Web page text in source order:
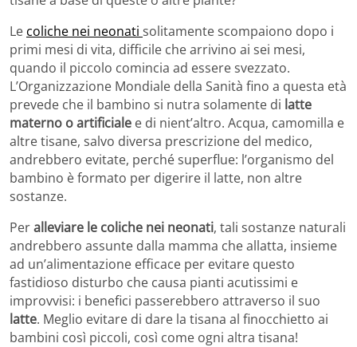
Le coliche nei neonati solitamente scompaiono dopo i
primi mesi di vita, difficile che arrivino ai sei mesi,
quando il piccolo comincia ad essere svezzato.
L’Organizzazione Mondiale della Sanità fino a questa età
prevede che il bambino si nutra solamente di latte
materno o artificiale e di nient’altro. Acqua, camomilla e
altre tisane, salvo diversa prescrizione del medico,
andrebbero evitate, perché superflue: l’organismo del
bambino è formato per digerire il latte, non altre
sostanze.
Peralleviare le coliche nei neonati, tali sostanze naturali
andrebbero assunte dalla mamma che allatta, insieme
ad un’alimentazione efficace per evitare questo
fastidioso disturbo che causa pianti acutissimi e
improvvisi: i benefici passerebbero attraverso il suo
latte. Meglio evitare di dare la tisana al finocchietto ai
bambini così piccoli, così come ogni altra tisana!